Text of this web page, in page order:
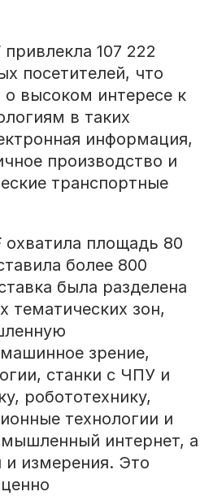
привлекла 107 222
посетителей, что
о высоком интересе к
в таких
информация,
производство и
транспортные
охватила площадь 80
более 800
была разделена
тематических зон,
зрение,
станки с ЧПУ и
робототехнику,
технологии и
интернет, а
и измерения. Это